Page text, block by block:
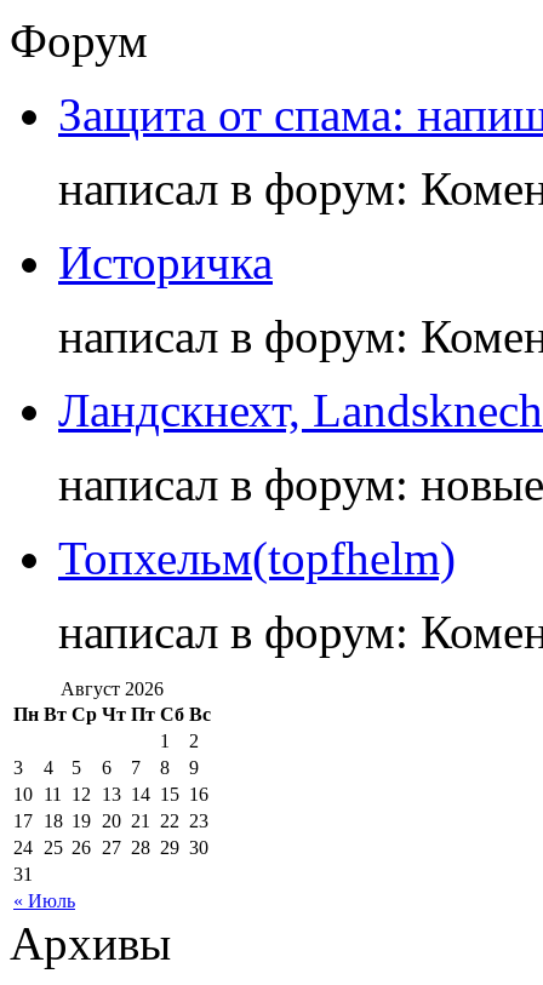
Форум
Защита от спама:
написал в форум:
Историчка
написал в форум:
Ландскнехт,
написал в форум:
Топхельм(topfhelm)
написал в форум:
Август 2026
Пн Вт Ср Чт Пт Сб Вс
« Июль
1
2
3
4 5 6 7 8
9
10 11 12 13 14 15 16
17 18 19 20 21 22 23
24 25 26 27 28 29 30
31
Архивы